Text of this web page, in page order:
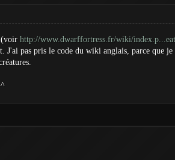
(voir http://www.dwarffortress.fr/wiki/
pas pris le code du wiki anglais, parce que